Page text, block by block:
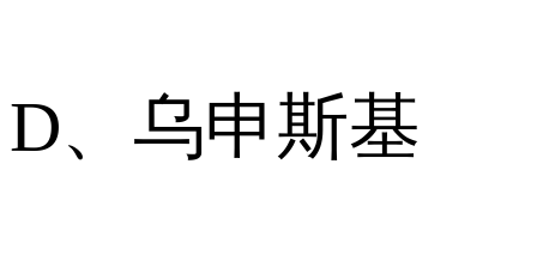
D、乌申斯基